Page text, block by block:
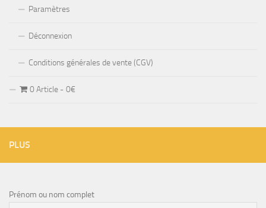
Paramètres
Déconnexion
Conditions générales de vente (CGV)
0 Article 0€
PLUS
Prénom ou nom complet